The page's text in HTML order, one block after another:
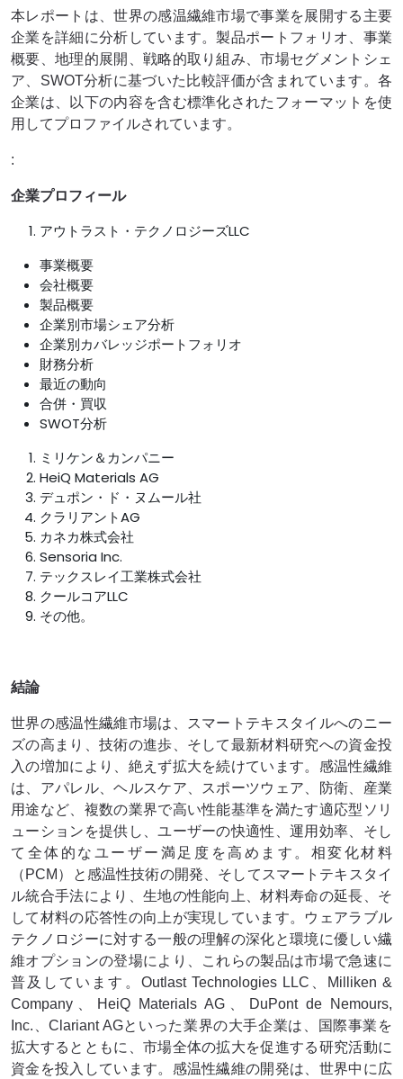
本レポートは、世界の感温繊維市場で事業を展開する主要
企業を詳細に分析しています。製品ポートフォリオ、事業
概要、地理的展開、戦略的取り組み、市場セグメントシェ
ア、SWOT分析に基づいた比較評価が含まれています。各
企業は、以下の内容を含む標準化されたフォーマットを使
用してプロファイルされています。
:
企業プロフィール
アウトラスト・テクノロジーズLLC
事業概要
会社概要
製品概要
企業別市場シェア分析
企業別カバレッジポートフォリオ
財務分析
最近の動向
合併・買収
SWOT分析
ミリケン＆カンパニー
HeiQ Materials AG
デュポン・ド・ヌムール社
クラリアントAG
カネカ株式会社
Sensoria Inc.
テックスレイ工業株式会社
クールコアLLC
その他。
結論
世界の感温性繊維市場は、スマートテキスタイルへのニー
ズの高まり、技術の進歩、そして最新材料研究への資金投
入の増加により、絶えず拡大を続けています。感温性繊維
は、アパレル、ヘルスケア、スポーツウェア、防衛、産業
用途など、複数の業界で高い性能基準を満たす適応型ソリ
ューションを提供し、ユーザーの快適性、運用効率、そし
て全体的なユーザー満足度を高めます。相変化材料
（PCM）と感温性技術の開発、そしてスマートテキスタイ
ル統合手法により、生地の性能向上、材料寿命の延長、そ
して材料の応答性の向上が実現しています。ウェアラブル
テクノロジーに対する一般の理解の深化と環境に優しい繊
維オプションの登場により、これらの製品は市場で急速に
普及しています。Outlast Technologies LLC、Milliken &
Company、HeiQ Materials AG、DuPont de Nemours,
Inc.、Clariant AGといった業界の大手企業は、国際事業を
拡大するとともに、市場全体の拡大を促進する研究活動に
資金を投入しています。感温性繊維の開発は、世界中に広